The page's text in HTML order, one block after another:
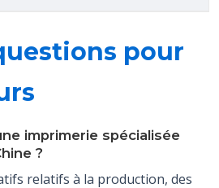
pour
imprimerie spécialisée
?
relatifs à la production, des